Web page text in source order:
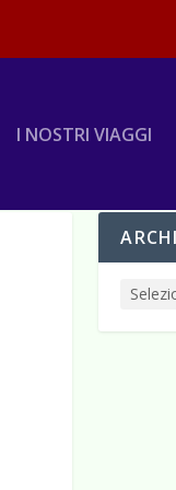
I NOSTRI VIAGGI